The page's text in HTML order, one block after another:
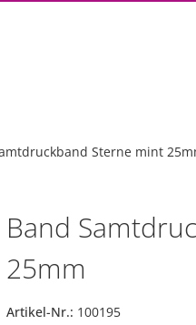
Sterne mint
Band
25mm
Artikel-Nr.: 100195